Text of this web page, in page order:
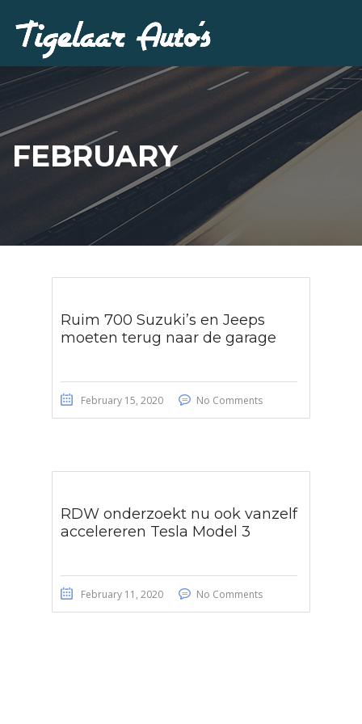
FEBRUARY
Ruim 700 Suzuki’s en Jeeps
moeten terug naar de garage
February 15, 2020 No Comments
RDW onderzoekt nu ook vanzelf
accelereren Tesla Model 3
February 11, 2020 No Comments